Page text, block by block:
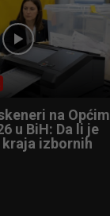
na Općim
u BiH: Da li je
izbornih